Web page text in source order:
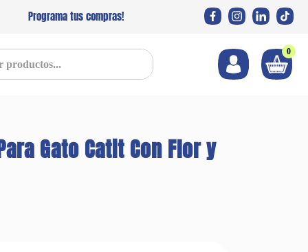
Programa tus compras!
0
Gato Catit Con Flor y